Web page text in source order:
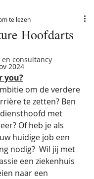
en consultancy
Hoofdarts
te lezen
2024
you?
om de verdere
te zetten? Ben
met
Of heb je als
huidige job een
nodig?  Wil jij met
een ziekenhuis
naar een